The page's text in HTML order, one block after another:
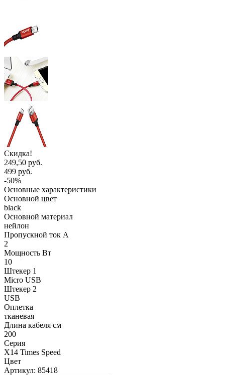
Скидка!
249,50 руб.
499 руб.
-50%
Основные характеристики
Основной цвет
black
Основной материал
нейлон
Пропускной ток А
2
Мощность Вт
10
Штекер 1
Micro USB
Штекер 2
USB
Оплетка
тканевая
Длина кабеля см
200
Серия
X14 Times Speed
Цвет
Артикул: 85418